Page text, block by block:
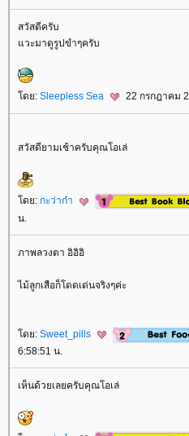
สวัสดีครับ
วะมาดูรูปขำๆครับ
ดย: Sleepless Sea 22 กรกฎาคม
สวัสดียามเช้าครับคุณโอเล่
ดย: กะว่าก๋า
น.
ภาพลวงตา อิอิอิ
ไม้ลูกเสือก็โดดเด่นจริงๆค่ะ
ดย: Sweet_pills
6:58:51 น.
เห็นด้วยเลยครับคุณโอเล่